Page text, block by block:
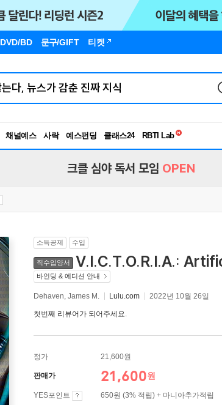
DVD/BD 문구/GIFT 티켓
채널예스 사락 예스펀딩 클래스24
독서유형검사
크클 심야 독서 모임 OPEN
소득공제 수입
직수입양서 V.I.C.T.O.R.I.A.:
바인딩 & 에디션 안내
Dehaven, James M. Lulu.com 2022년 10월 26일
첫번째 리뷰어가 되어주세요.
정가 21,600원
판매가 21,600원
YES포인트
650원 (3% 적립) + 마니아추가적립